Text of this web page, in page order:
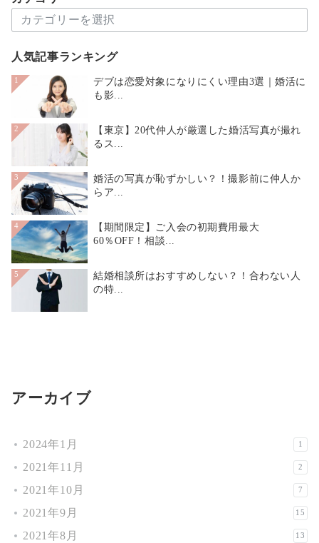
別
テ
リ
ー
人気記事ランキング
1
デブは恋愛対象になりにくい理由3選｜婚活に
も影...
2
【東京】20代仲人が厳選した婚活写真が撮れ
るス...
3
婚活の写真が恥ずかしい？！撮影前に仲人か
らア...
4
【期間限定】ご入会の初期費用最大
60％OFF！相談...
5
結婚相談所はおすすめしない？！合わない人
の特...
アーカイブ
2024年1月 1
2021年11月 2
2021年10月 7
2021年9月 15
2021年8月 13